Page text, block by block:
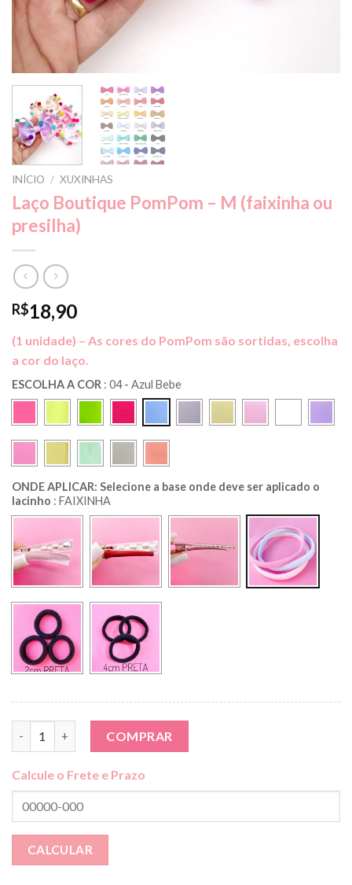
INÍCIO / XUXINHAS
Laço Boutique PomPom – M (faixinha ou
presilha)
R$18,90
(1 unidade) – As cores do PomPom são sortidas, escolha
a cor do laço.
ESCOLHA A COR : 04 - Azul Bebe
ONDE APLICAR: Selecione a base onde deve ser aplicado o
lacinho : FAIXINHA
COMPRAR
Calcule o Frete e Prazo